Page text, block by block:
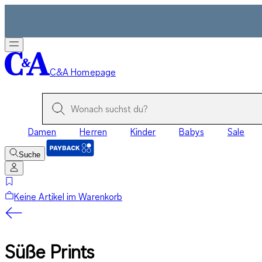
C&A Homepage
Damen Herren Kinder Babys Sale
Suche
Keine Artikel im Warenkorb
Süße Prints